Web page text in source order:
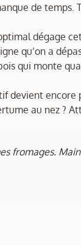
de temps.
dégage
qu’on a
qui monte
devient
au nez ?
fromages.